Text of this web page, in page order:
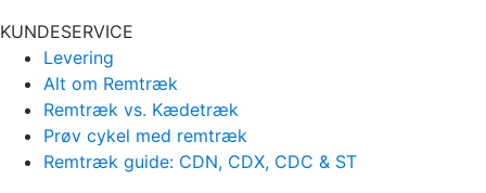
KUNDESERVICE
Levering
Alt om Remtræk
Remtræk vs. Kædetræk
Prøv cykel med remtræk
Remtræk guide: CDN, CDX, CDC & ST